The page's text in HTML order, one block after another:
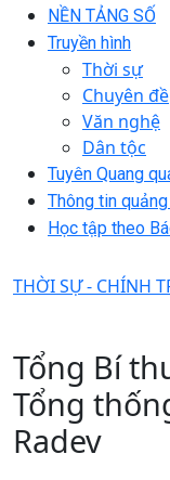
NỀN TẢNG SỐ
Truyền hình
Thời sự
Chuyên đề
Văn nghệ
Dân tộc
Tuyên Quang
Thông tin
Học tập theo
THỜI SỰ - CHÍNH
Tổng Bí
Tổng
Radev